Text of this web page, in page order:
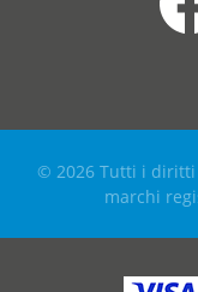
© 2026 Tutti i diritti
marchi